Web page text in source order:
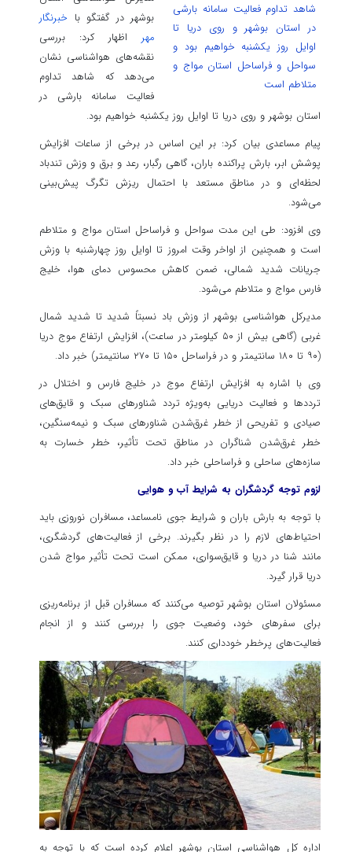
شاهد تداوم فعالیت سامانه بارشی
در استان بوشهر و روی دریا تا
اوایل روز یکشنبه خواهیم بود و
سواحل و فراساحل استان مواج و
متلاطم است
بوشهر در گفتگو با خبرنگار
مهر اظهار کرد: بررسی
نقشه‌های هواشناسی نشان
می‌دهد که شاهد تداوم
فعالیت سامانه بارشی در
استان بوشهر و روی دریا تا اوایل روز یکشنبه خواهیم بود.
پیام مساعدی بیان کرد: بر این اساس در برخی از ساعات افزایش
پوشش ابر، بارش پراکنده باران، گاهی رگبار، رعد و برق و وزش تندباد
لحظه‌ای و در مناطق مستعد با احتمال ریزش تگرگ پیش‌بینی
می‌شود.
وی افزود: طی این مدت سواحل و فراساحل استان مواج و متلاطم
است و همچنین از اواخر وقت امروز تا اوایل روز چهارشنبه با وزش
جریانات شدید شمالی، ضمن کاهش محسوس دمای هوا، خلیج
فارس مواج و متلاطم می‌شود.
مدیرکل هواشناسی بوشهر از وزش باد نسبتاً شدید تا شدید شمال
غربی (گاهی بیش از ۵۰ کیلومتر در ساعت)، افزایش ارتفاع موج دریا
(۹۰ تا ۱۸۰ سانتیمتر و در فراساحل ۱۵۰ تا ۲۷۰ سانتیمتر) خبر داد.
وی با اشاره به افزایش ارتفاع موج در خلیج فارس و اختلال در
ترددها و فعالیت دریایی به‌ویژه تردد شناورهای سبک و قایق‌های
صیادی و تفریحی از خطر غرق‌شدن شناورهای سبک و نیمه‌سنگین،
خطر غرق‌شدن شناگران در مناطق تحت تأثیر، خطر خسارت به
سازه‌های ساحلی و فراساحلی خبر داد.
لزوم توجه گردشگران به شرایط آب و هوایی
با توجه به بارش باران و شرایط جوی نامساعد، مسافران نوروزی باید
احتیاط‌های لازم را در نظر بگیرند. برخی از فعالیت‌های گردشگری،
مانند شنا در دریا و قایق‌سواری، ممکن است تحت تأثیر مواج شدن
دریا قرار گیرد.
مسئولان استان بوشهر توصیه می‌کنند که مسافران قبل از برنامه‌ریزی
برای سفرهای خود، وضعیت جوی را بررسی کنند و از انجام
فعالیت‌های پرخطر خودداری کنند.
اداره کل هواشناسی استان بوشهر اعلام کرده است که با توجه به